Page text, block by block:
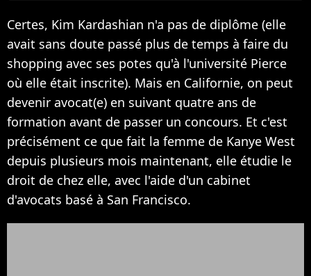
Certes, Kim Kardashian n'a pas de diplôme (elle
avait sans doute passé plus de temps à faire du
shopping avec ses potes qu'à l'université Pierce
où elle était inscrite). Mais en Californie, on peut
devenir avocat(e) en suivant quatre ans de
formation avant de passer un concours. Et c'est
précisément ce que fait la femme de Kanye West
depuis plusieurs mois maintenant, elle étudie le
droit de chez elle, avec l'aide d'un cabinet
d'avocats basé à San Francisco.